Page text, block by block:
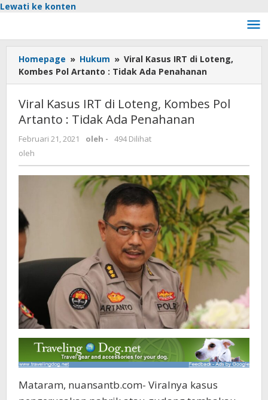
Lewati ke konten
Homepage » Hukum » Viral Kasus IRT di Loteng,
Kombes Pol Artanto : Tidak Ada Penahanan
Viral Kasus IRT di Loteng, Kombes Pol
Artanto : Tidak Ada Penahanan
Februari 21, 2021 oleh -
494 Dilihat
oleh
Mataram, nuansantb.com- Viralnya kasus